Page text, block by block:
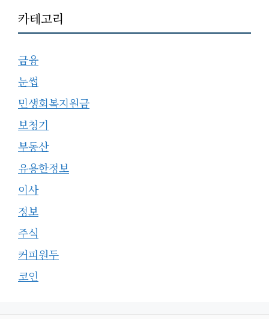
카테고리
금융
눈썹
민생회복지원금
보청기
부동산
유용한정보
이사
정보
주식
커피원두
코인